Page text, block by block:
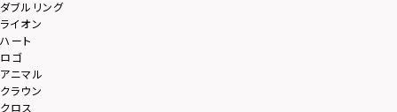
ダブルリング
ライオン
ハート
ロゴ
アニマル
クラウン
クロス